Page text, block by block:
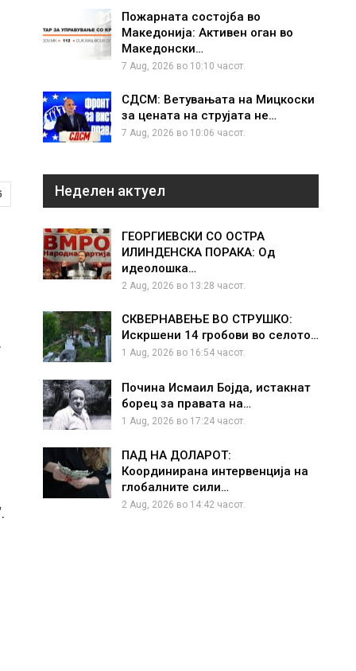
Пожарната состојба во
Македонија: Активен оган во
Македонски…
7 Aug, 2026 во 10:10 часот.
СДСМ: Ветувањата на Мицкоски
за цената на струјата не…
7 Aug, 2026 во 10:06 часот.
Неделен актуел
ГЕОРГИЕВСКИ СО ОСТРА
ИЛИНДЕНСКА ПОРАКА: Од
идеолошка…
2 Aug, 2026 во 13:28 часот.
СКВЕРНАВЕЊЕ ВО СТРУШКО:
Искршени 14 гробови во селото…
1 Aug, 2026 во 16:54 часот.
Почина Исмаил Бојда, истакнат
борец за правата на…
1 Aug, 2026 во 17:24 часот.
ПАД НА ДОЛАРОТ:
Координирана интервенција на
глобалните сили…
2 Aug, 2026 во 14:42 часот.